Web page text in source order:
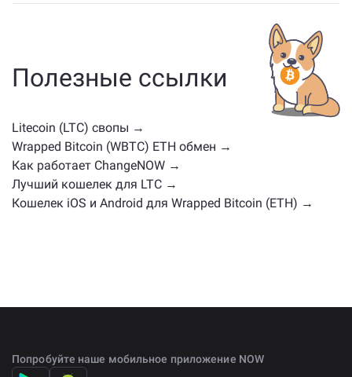
— будь то стейблкоин, утилитарный токен, токен
управления или другой тип. Обычно это другие
криптовалюты с похожими случаями
использования или рыночными позициями.
Проверьте все доступные активы для обмена на
главной странице обмена
Полезные ссылки
Litecoin (LTC) свопы →
Wrapped Bitcoin (WBTC) ETH обмен →
Как работает ChangeNOW →
Лучший кошелек для LTC →
Кошелек iOS и Android для Wrapped Bitcoin (ETH) →
Попробуйте наше мобильное приложение NOW